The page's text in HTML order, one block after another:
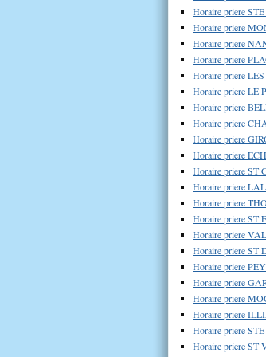
Horaire priere
Horaire priere
Horaire priere
Horaire priere
Horaire priere
Horaire priere LE
Horaire priere
Horaire priere
Horaire priere
Horaire priere
Horaire priere ST
Horaire priere
Horaire priere
Horaire priere ST
Horaire priere
Horaire priere ST
Horaire priere
Horaire priere
Horaire priere
Horaire priere
Horaire priere
Horaire priere ST